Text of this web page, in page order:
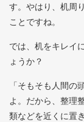
す。やはり、机周
ことですね。
では、机をキレイ
ょうか？
「そもそも人間の
よ。だから、整理
類などを近くに置